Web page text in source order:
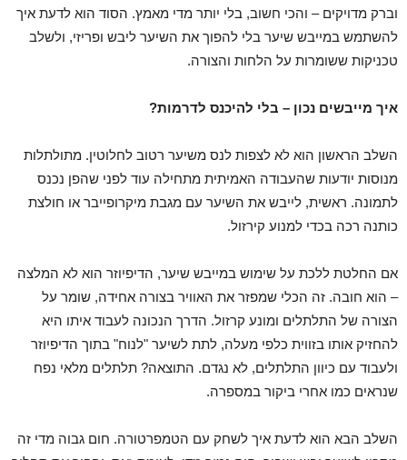
וברק מדויקים – והכי חשוב, בלי יותר מדי מאמץ. הסוד הוא לדעת איך
להשתמש במייבש שיער בלי להפוך את השיער ליבש ופריזי, ולשלב
טכניקות ששומרות על הלחות והצורה.
איך מייבשים נכון – בלי להיכנס לדרמות?
השלב הראשון הוא לא לצפות לנס משיער רטוב לחלוטין. מתולתלות
מנוסות יודעות שהעבודה האמיתית מתחילה עוד לפני שהפן נכנס
לתמונה. ראשית, לייבש את השיער עם מגבת מיקרופייבר או חולצת
כותנה רכה בכדי למנוע קירזול.
אם החלטת ללכת על שימוש במייבש שיער, הדיפיוזר הוא לא המלצה
– הוא חובה. זה הכלי שמפזר את האוויר בצורה אחידה, שומר על
הצורה של התלתלים ומונע קרזול. הדרך הנכונה לעבוד איתו היא
להחזיק אותו בזווית כלפי מעלה, לתת לשיער "לנוח" בתוך הדיפיוזר
ולעבוד עם כיוון התלתלים, לא נגדם. התוצאה? תלתלים מלאי נפח
שנראים כמו אחרי ביקור במספרה.
השלב הבא הוא לדעת איך לשחק עם הטמפרטורה. חום גבוה מדי זה